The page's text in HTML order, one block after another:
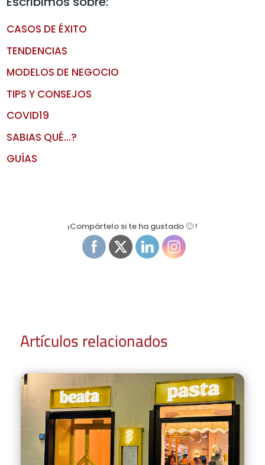
CASOS DE ÉXITO
TENDENCIAS
MODELOS DE NEGOCIO
TIPS Y CONSEJOS
COVID19
SABIAS QUÉ…?
GUÍAS
¡Compártelo si te ha gustado 🙂 !
Artículos relacionados